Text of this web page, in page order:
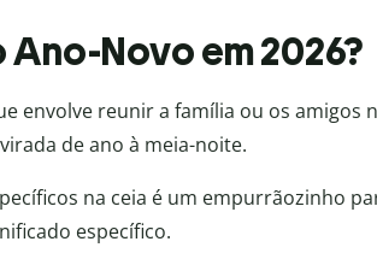
Novo em 2026?
envolve reunir a família ou os amigos
de ano à meia-noite.
na ceia é um empurrãozinho
específico.